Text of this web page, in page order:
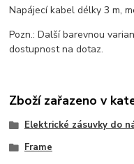
Napájecí kabel délky 3 m,
Pozn.: Další barevnou
dostupnost na dotaz.
Zboží zařazeno v
Elektrické zásuvky do
Frame